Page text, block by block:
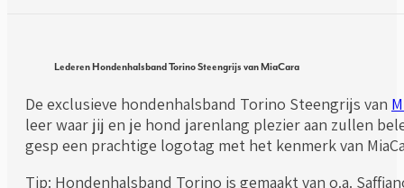
Lederen Hondenhalsband Torino Steengrijs van MiaCara
De exclusieve hondenhalsband Torino Steengrijs van
leer waar jij en je hond jarenlang plezier aan zullen
gesp een prachtige logotag met het kenmerk van
Tip: Hondenhalsband Torino is gemaakt van o.a.